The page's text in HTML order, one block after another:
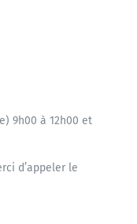
9h00 à 12h00 et
d’appeler le